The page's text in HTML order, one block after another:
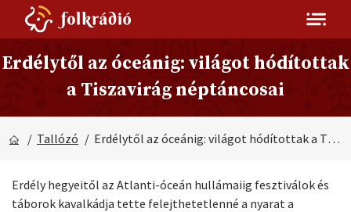
Erdélytől az óceánig: világot hódítottak
a Tiszavirág néptáncosai
/ Tallózó / Erdélytől az óceánig: világot hódítottak a Tiszavirág néptáncosai
Erdély hegyeitől az Atlanti-óceán hullámaiig fesztiválok és
táborok kavalkádja tette felejthetetlenné a nyarat a